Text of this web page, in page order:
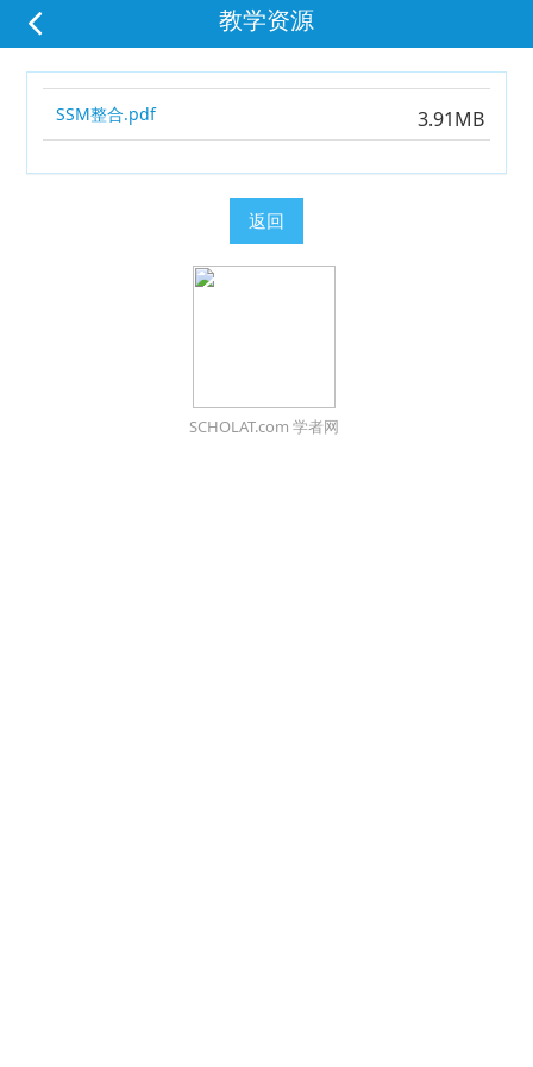
教学资源
SSM整合.pdf 3.91MB
返回
SCHOLAT.com 学者网